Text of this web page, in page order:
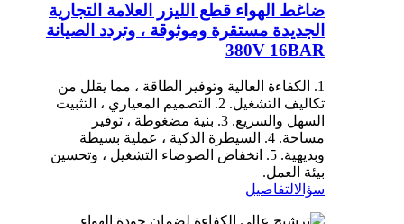
ضاغط الهواء قطع الليزر العلامة التجارية
الجديدة مستقرة وموثوقة ، وتردد الصيانة
380V 16BAR
1. الكفاءة العالية وتوفير الطاقة ، مما يقلل من
تكاليف التشغيل. 2. التصميم المعياري ، التثبيت
السهل والسريع. 3. بنية مضغوطة ، توفير
مساحة. 4. السيطرة الذكية ، عملية بسيطة
وبديهية. 5. انخفاض الضوضاء التشغيل ، وتحسين
بيئة العمل.
سؤالالتفاصيل